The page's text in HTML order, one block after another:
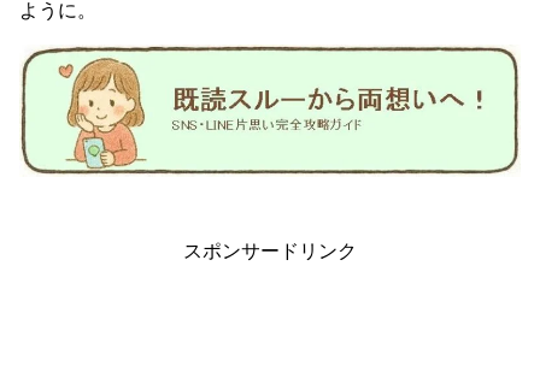
ように。
スポンサードリンク